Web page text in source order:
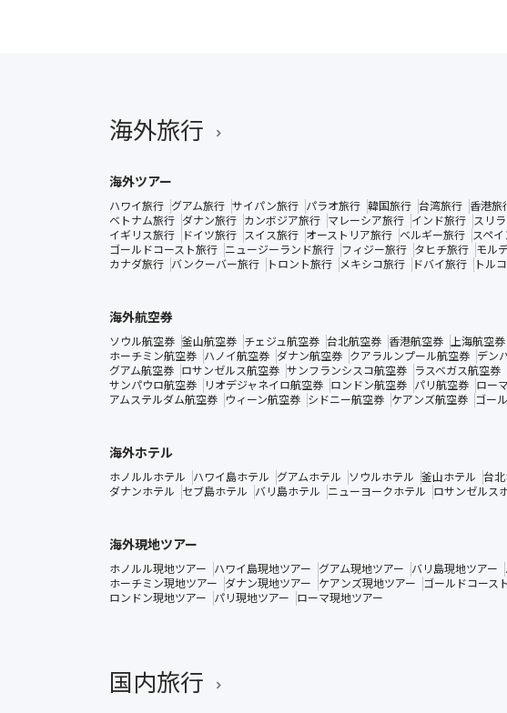
海外旅行
海外ツアー
ハワイ旅行 グアム旅行 サイパン旅行 パラオ旅行 韓国旅行 台湾旅行 香港旅
ベトナム旅行
ダナン旅行 カンボジア旅行 マレーシア旅行 インド旅行 スリ
イギリス旅行
ドイツ旅行 スイス旅行 オーストリア旅行 ベルギー旅行 スペ
ゴールドコースト旅行
ニュージーランド旅行 フィジー旅行 タヒチ旅行 モル
カナダ旅行
バンクーバー旅行 トロント旅行 メキシコ旅行 ドバイ旅行 トル
海外航空券
ソウル航空券 釜山航空券 チェジュ航空券 台北航空券 香港航空券 上海航空券
ホーチミン航空券
ハノイ航空券 ダナン航空券 クアラルンプール航空券 デン
グアム航空券
ロサンゼルス航空券 サンフランシスコ航空券 ラスベガス航空券
サンパウロ航空券
リオデジャネイロ航空券 ロンドン航空券 パリ航空券 ロー
アムステルダム航空券
ウィーン航空券 シドニー航空券 ケアンズ航空券 ゴー
海外ホテル
ホノルルホテル ハワイ島ホテル グアムホテル ソウルホテル 釜山ホテル 台北
ダナンホテル
セブ島ホテル バリ島ホテル ニューヨークホテル ロサンゼルス
海外現地ツアー
ホノルル現地ツアー ハワイ島現地ツアー グアム現地ツアー バリ島現地ツアー
ホーチミン現地ツアー
ダナン現地ツアー ケアンズ現地ツアー ゴールドコース
ロンドン現地ツアー
パリ現地ツアー ローマ現地ツアー
国内旅行